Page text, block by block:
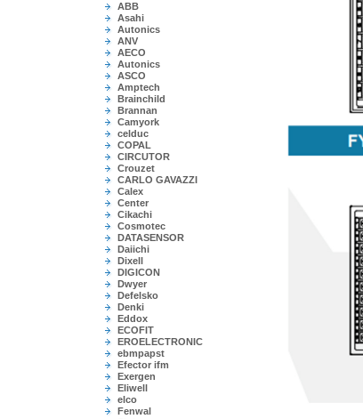
ABB
Asahi
Autonics
ANV
AECO
Autonics
ASCO
Amptech
Brainchild
Brannan
Camyork
celduc
COPAL
CIRCUTOR
Crouzet
CARLO GAVAZZI
Calex
Center
Cikachi
Cosmotec
DATASENSOR
Daiichi
Dixell
DIGICON
Dwyer
Defelsko
Denki
Eddox
ECOFIT
EROELECTRONIC
ebmpapst
Efector ifm
Exergen
Eliwell
elco
Fenwal